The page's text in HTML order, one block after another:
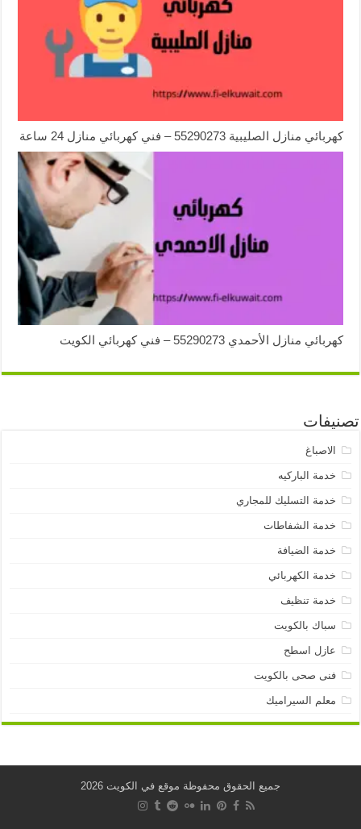
كهربائي منازل الصليبية 55290273 – فني كهربائي منازل 24 ساعة
كهربائي منازل الأحمدي 55290273 – فني كهربائي الكويت
تصنيفات
الاصباغ
خدمة الباركيه
خدمة التسليك للمجاري
خدمة الشفاطات
خدمة الضيافة
خدمة الكهربائي
خدمة تنظيف
سباك بالكويت
عازل اسطح
فنى صحى بالكويت
معلم السيراميك
جميع الحقوق محفوظة موقع في الكويت 2026